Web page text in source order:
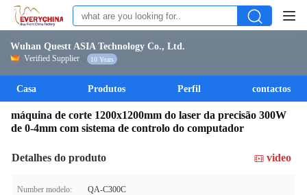
Wuhan Questt ASIA Technology Co., Ltd.
Verified Supplier 10 Years
Casa Produtos Perfil contactos
máquina de corte 1200x1200mm do laser da precisão 300W
de 0-4mm com sistema de controlo do computador
Detalhes do produto video
Number modelo:
QA-C300C